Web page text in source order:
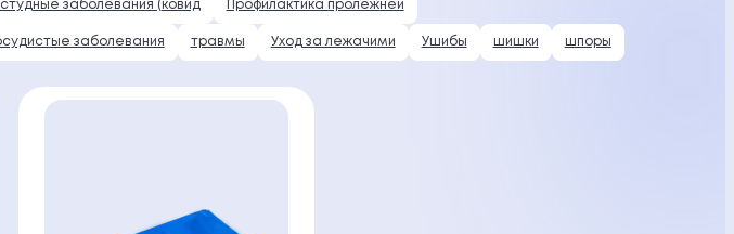
заболевания (ковид Профилактика пролежней
заболевания травмы Уход за лежачими Ушибы шишки шпоры